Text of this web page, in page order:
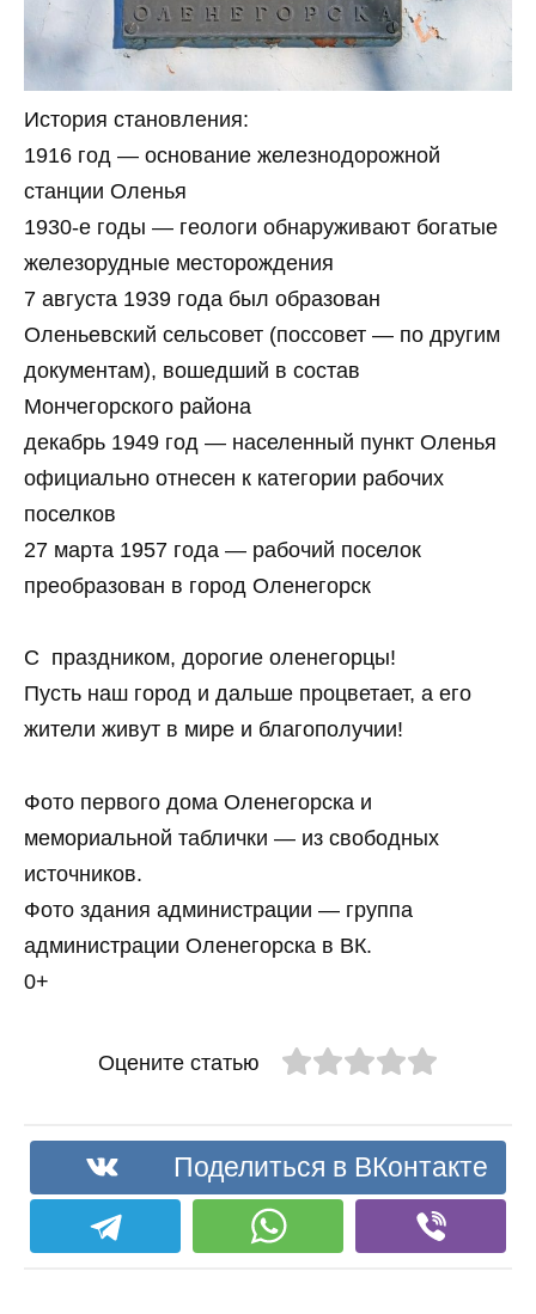
История становления:
1916 год — основание железнодорожной
станции Оленья
1930-е годы — геологи обнаруживают богатые
железорудные месторождения
7 августа 1939 года был образован
Оленьевский сельсовет (поссовет — по другим
документам), вошедший в состав
Мончегорского района
декабрь 1949 год — населенный пункт Оленья
официально отнесен к категории рабочих
поселков
27 марта 1957 года — рабочий поселок
преобразован в город Оленегорск
С праздником, дорогие оленегорцы!
Пусть наш город и дальше процветает, а его
жители живут в мире и благополучии!
Фото первого дома Оленегорска и
мемориальной таблички — из свободных
источников.
Фото здания администрации — группа
администрации Оленегорска в ВК.
0+
Оцените статью
Поделиться в ВКонтакте